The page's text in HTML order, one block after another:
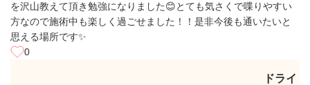
を沢山教えて頂き勉強になりました😊とても気さくで喋りやすい
方なので施術中も楽しく過ごせました！！是非今後も通いたいと
思える場所です✨
0
ドライ